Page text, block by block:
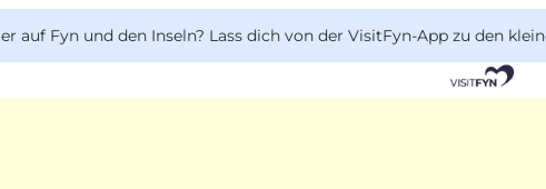
auf Fyn und den Inseln? Lass dich von der VisitFyn-App zu den